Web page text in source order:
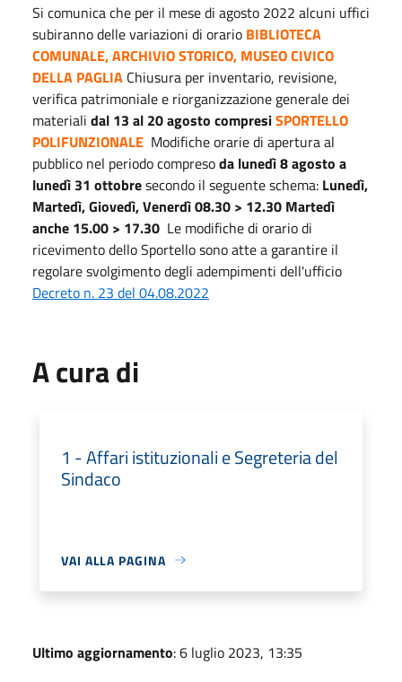
Si comunica che per il mese di agosto 2022 alcuni uffici
subiranno delle variazioni di orario BIBLIOTECA
COMUNALE, ARCHIVIO STORICO, MUSEO CIVICO
DELLA PAGLIA Chiusura per inventario, revisione,
verifica patrimoniale e riorganizzazione generale dei
materiali dal 13 al 20 agosto compresiSPORTELLO
POLIFUNZIONALE Modifiche orarie di apertura al
pubblico nel periodo compresoda lunedì 8 agosto a
lunedì 31 ottobresecondo il seguente schema: Lunedì,
Martedì, Giovedì, Venerdì 08.30 > 12.30 Martedì
anche 15.00 > 17.30 Le modifiche di orario di
ricevimento dello Sportello sono atte a garantire il
regolare svolgimento degli adempimenti dell'ufficio
Decreto n. 23 del 04.08.2022
A cura di
1 - Affari istituzionali e Segreteria del
Sindaco
VAI ALLA PAGINA
Ultimo aggiornamento: 6 luglio 2023, 13:35